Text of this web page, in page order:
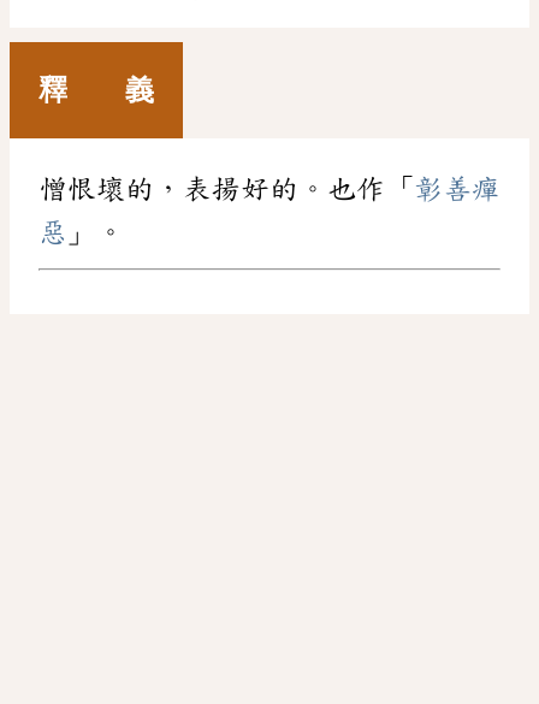
釋 義
憎恨壞的，表揚好的。也作「 彰善癉
惡 」。